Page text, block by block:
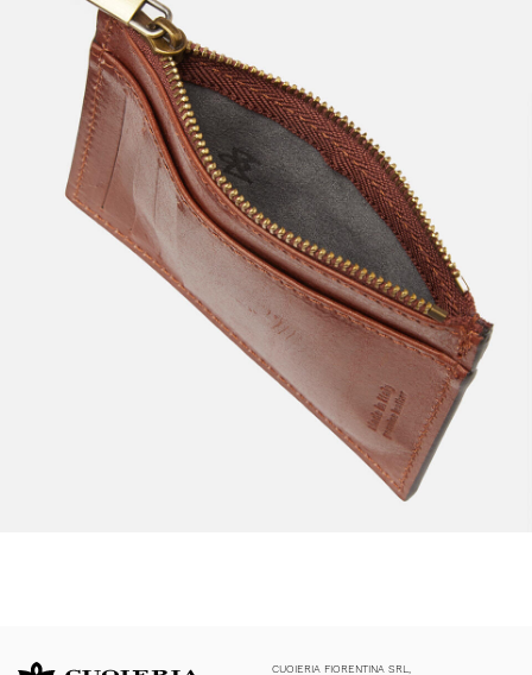
CUOIERIA FIORENTINA SRL,